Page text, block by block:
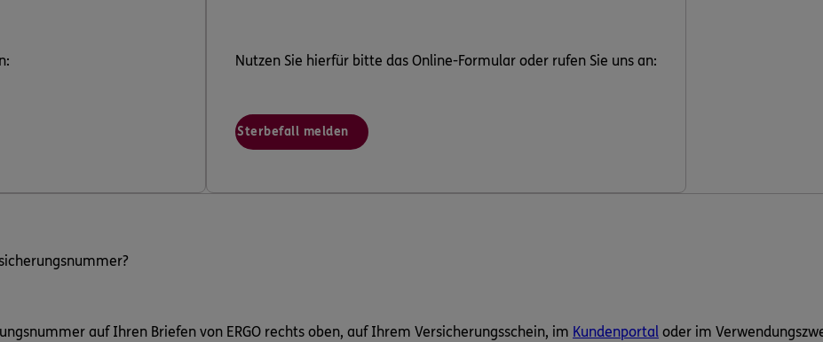
Nutzen Sie hierfür bitte das Online-Formular oder rufen Sie uns an:
Sterbefall melden
auf Ihren Briefen von ERGO rechts oben, auf Ihrem Versicherungsschein, im Kundenportal oder im